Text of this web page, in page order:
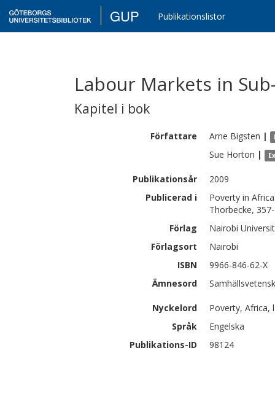
GUP Publikationslistor
Labour Markets in
Kapitel i bok
Författare Arne Bigsten |
Sue Horton |
Publikationsår
2009
Publicerad i
Poverty in
Thorbecke,
Förlag
Nairobi
Förlagsort
Nairobi
ISBN
9966-846-62-X
Ämnesord
Nyckelord
Poverty, Africa,
Språk
Engelska
Publikations-ID
98124